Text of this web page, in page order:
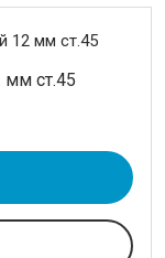
мм ст.45